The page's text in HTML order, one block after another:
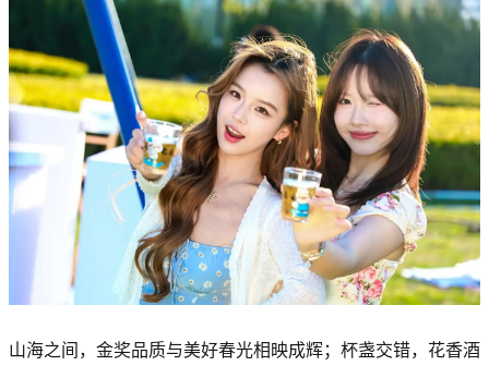
山海之间，金奖品质与美好春光相映成辉；杯盏交错，花香酒